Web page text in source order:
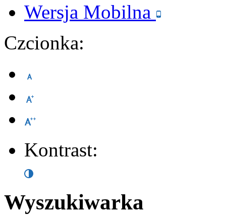
Wersja Mobilna
Czcionka:
Kontrast:
Wyszukiwarka